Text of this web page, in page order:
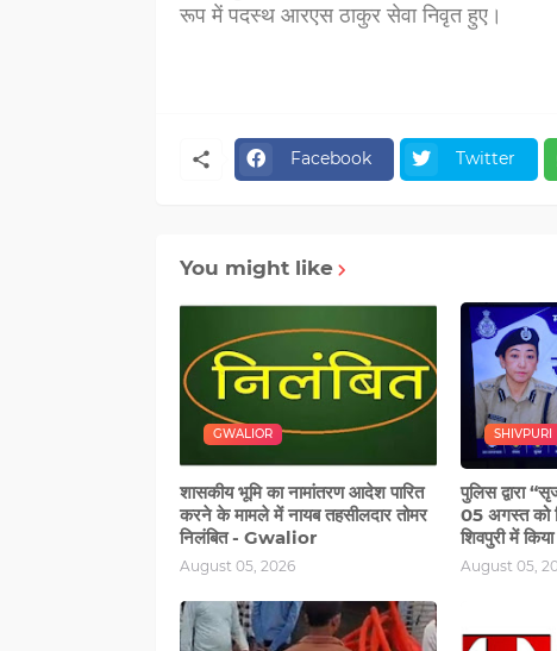
रूप में पदस्थ आरएस ठाकुर सेवा निवृत हुए।
Facebook Twitter
You might like
GWALIOR
शासकीय भूमि का नामांतरण आदेश पारित
करने के मामले में नायब तहसीलदार तोमर
निलंबित - Gwalior
August 05, 2026
SHIVPURI
पुलिस द्वारा
05 अगस्‍त को
शिवपुरी में
August 05,